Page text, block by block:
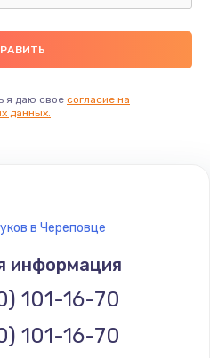
я даю свое согласие на
данных.
в Череповце
информация
101-16-70
101-16-70